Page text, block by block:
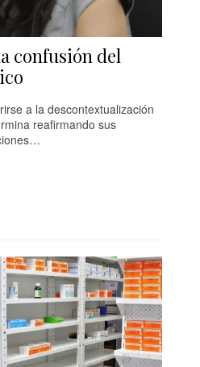
confusión del
a la descontextualización
reafirmando sus